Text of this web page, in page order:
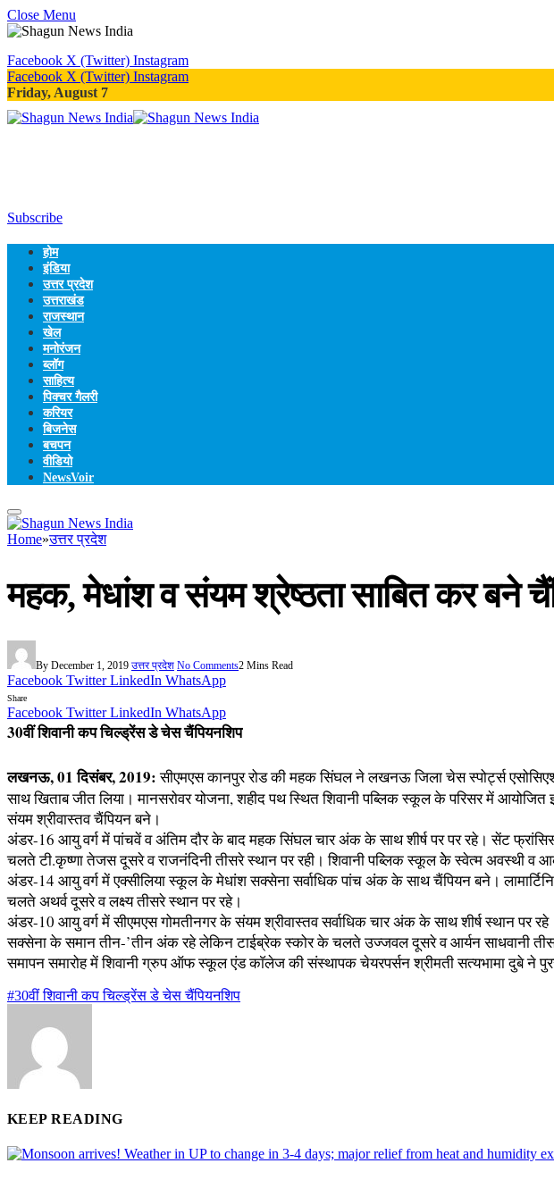
Close Menu
Facebook X (Twitter) Instagram
Facebook X (Twitter) Instagram
Friday, August 7
Subscribe
होम
इंडिया
उत्तर प्रदेश
उत्तराखंड
राजस्थान
खेल
मनोरंजन
ब्लॉग
साहित्य
पिक्चर गैलरी
करियर
बिजनेस
बचपन
वीडियो
NewsVoir
Home»उत्तर प्रदेश
महक, मेधांश व संयम श्रेष्ठता साबित कर बने
By December 1, 2019 उत्तर प्रदेश No Comments2 Mins Read
Facebook Twitter LinkedIn WhatsApp
Share
Facebook Twitter LinkedIn WhatsApp
30वीं शिवानी कप चिल्ड्रेंस डे चेस चैंपियनशिप
लखनऊ, 01 दिसंबर, 2019:सीएमएस कानपुर रोड की महक सिंघल ने लखनऊ जिला चेस स्पोर्ट्स
साथ खिताब जीत लिया। मानसरोवर योजना, शहीद पथ स्थित शिवानी पब्लिक स्कूल के परिसर में
संयम श्रीवास्तव चैंपियन बने।
अंडर-16 आयु वर्ग में पांचवें व अंतिम दौर के बाद महक सिंघल चार अंक के साथ शीर्ष पर पर रहे। सेंट
चलते टी.कृष्णा तेजस दूसरे व राजनंदिनी तीसरे स्थान पर रही। शिवानी पब्लिक स्कूल केे स्वेत्म
अंडर-14 आयु वर्ग में एक्सीलिया स्कूल के मेधांश सक्सेना सर्वाधिक पांच अंक के साथ चैंपियन बने।
चलते अथर्व दूसरे व लक्ष्य तीसरे स्थान पर रहे।
अंडर-10 आयु वर्ग में सीएमएस गोमतीनगर के संयम श्रीवास्तव सर्वाधिक चार अंक के साथ शीर्ष स्थान पर
सक्सेना के समान तीन-’तीन अंक रहे लेकिन टाईब्रेक स्कोर के चलते उज्जवल दूसरे व आर्यन साधवानी
समापन समारोह में शिवानी ग्रुप ऑफ स्कूल एंड काॅलेज की संस्थापक चेयरपर्सन श्रीमती सत्यभामा दुबे ने
#30वीं शिवानी कप चिल्ड्रेंस डे चेस चैंपियनशिप
KEEP READING